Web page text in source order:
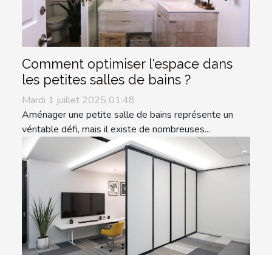
Comment optimiser l'espace dans
les petites salles de bains ?
Mardi 1 juillet 2025 01:48
Aménager une petite salle de bains représente un
véritable défi, mais il existe de nombreuses...